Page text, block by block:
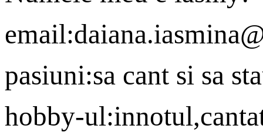
pasiuni:sa cant si sa
hobby-